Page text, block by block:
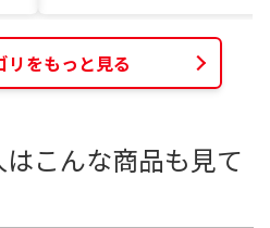
リをもっと見る
こんな商品も見て